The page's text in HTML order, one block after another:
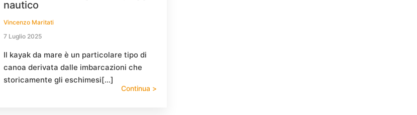
nautico
Vincenzo Maritati
7 Luglio 2025
Il kayak da mare è un particolare tipo di
canoa derivata dalle imbarcazioni che
storicamente gli eschimesi[…]
Continua >